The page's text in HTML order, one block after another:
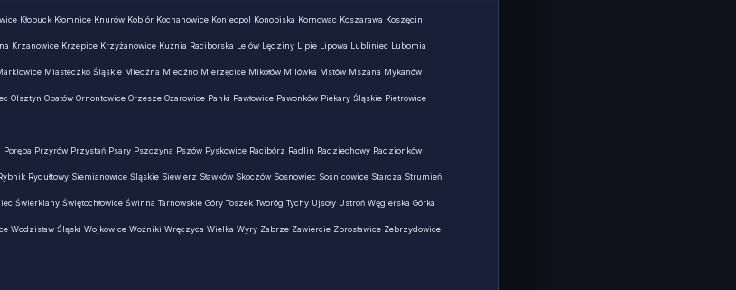
Kłobuck Kłomnice Knurów Kobiór Kochanowice Koniecpol Konopiska Kornowac Koszarawa Koszęcin
Krzanowice Krzepice Krzyżanowice Kuźnia Raciborska Lelów Lędziny Lipie Lipowa Lubliniec Lubomia
Miasteczko Śląskie Miedźna Miedźno Mierzęcice Mikołów Milówka Mstów Mszana Mykanów
Olsztyn Opatów Ornontowice Orzesze Ożarowice Panki Pawłowice Pawonków Piekary Śląskie Pietrowice
Przyrów Przystań Psary Pszczyna Pszów Pyskowice Racibórz Radlin Radziechowy Radzionków
Rydułtowy Siemianowice Śląskie Siewierz Sławków Skoczów Sosnowiec Sośnicowice Starcza Strumień
Świerklany Świętochłowice Świnna Tarnowskie Góry Toszek Tworóg Tychy Ujsoły Ustroń Węgierska Górka
Wodzisław Śląski Wojkowice Woźniki Wręczyca Wielka Wyry Zabrze Zawiercie Zbrosławice Zebrzydowice